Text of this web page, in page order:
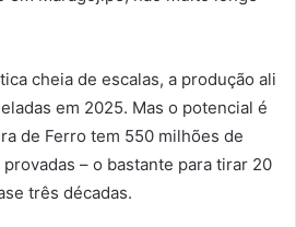
cheia de escalas, a produção ali
em 2025. Mas o potencial é
de Ferro tem 550 milhões de
– o bastante para tirar 20
três décadas.